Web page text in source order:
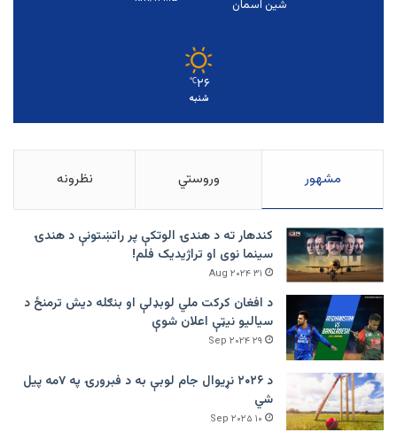
شین اسمان
۲۶℃
شنبه
مشهور وروستي نظرونه
کندهار ته د هندۍ الوتکې پر راتښتونې د هندۍ
سینما نوی او تراژيديک فلم!
۳۱ Aug ۲۰۲۴
د افغان کرکت ملي لوبډلې او بنګله دیش ترمنځ د
سیالیو نیټې اعلان شوې
۲۹ Sep ۲۰۲۴
د ۲۰۲۶ نړیوال جام لوبې به د فبرورۍ په ۷مه پیل
شي
۱۰ Sep ۲۰۲۵